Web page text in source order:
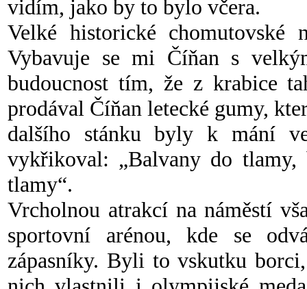
vidím, jako by to bylo včera.
Velké historické chomutovské
Vybavuje se mi Číňan s
budoucnost tím, že z krabice
prodával Číňan letecké gumy,
dalšího stánku byly k mání
vykřikoval: „Balvany do
tlamy“.
Vrcholnou atrakcí na náměstí
sportovní arénou, kde se
zápasníky. Byli to vskutku